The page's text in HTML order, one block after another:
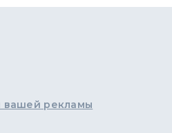
вашей рекламы